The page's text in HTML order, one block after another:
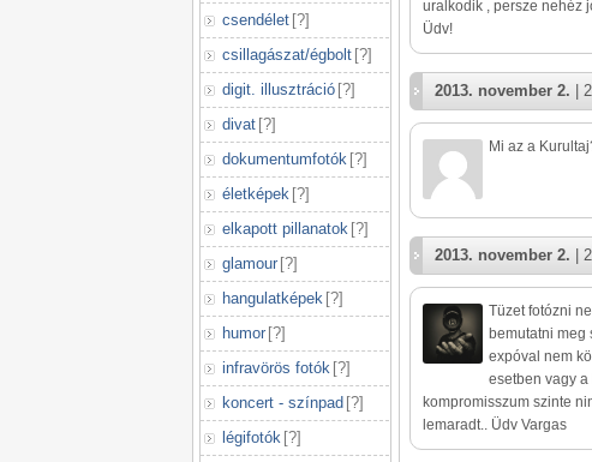
csendélet [?]
csillagászat/égbolt [?]
digit. illusztráció [?]
divat [?]
dokumentumfotók [?]
életképek [?]
elkapott pillanatok [?]
glamour [?]
hangulatképek [?]
humor [?]
infravörös fotók [?]
koncert - színpad [?]
légifotók [?]
uralkodik , persze nehéz
Üdv!
2013. november 2. |
Mi az a
2013. november 2. |
Tüzet fotózni
bemutatni meg
expóval nem
esetben vagy
kompromisszum szinte
lemaradt.. Üdv Vargas